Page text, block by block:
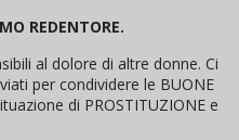
REDENTORE.
al dolore di altre donne. Ci
per condividere le BUONE
di PROSTITUZIONE e